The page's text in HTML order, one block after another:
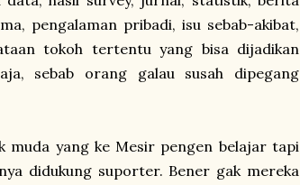
pengalaman pribadi, isu sebab-akibat,
tokoh tertentu yang bisa dijadikan
sebab orang galau susah dipegang
muda yang ke Mesir pengen belajar tapi
didukung suporter. Bener gak mereka